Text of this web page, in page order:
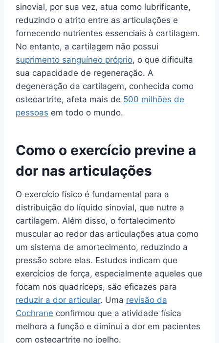
sinovial, por sua vez, atua como lubrificante,
reduzindo o atrito entre as articulações e
fornecendo nutrientes essenciais à cartilagem.
No entanto, a cartilagem não possui
suprimento sanguíneo próprio, o que dificulta
sua capacidade de regeneração. A
degeneração da cartilagem, conhecida como
osteoartrite, afeta mais de 500 milhões de
pessoas em todo o mundo.
Como o exercício previne a
dor nas articulações
O exercício físico é fundamental para a
distribuição do líquido sinovial, que nutre a
cartilagem. Além disso, o fortalecimento
muscular ao redor das articulações atua como
um sistema de amortecimento, reduzindo a
pressão sobre elas. Estudos indicam que
exercícios de força, especialmente aqueles que
focam nos quadríceps, são eficazes para
reduzir a dor articular. Uma revisão da
Cochrane confirmou que a atividade física
melhora a função e diminui a dor em pacientes
com osteoartrite no joelho.